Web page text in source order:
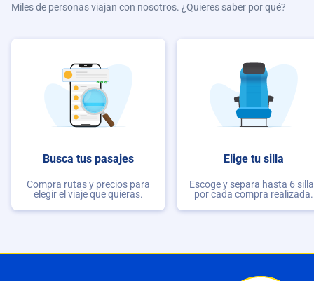
Miles de personas viajan con nosotros. ¿Quieres saber por qué?
Busca tus pasajes
Compra rutas y precios para
elegir el viaje que quieras.
Elige tu silla
Escoge y separa hasta 6
por cada compra realizada.